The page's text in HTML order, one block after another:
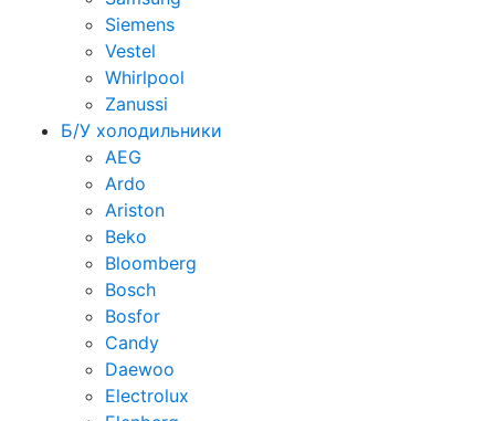
Siemens
Vestel
Whirlpool
Zanussi
Б/У холодильники
AEG
Ardo
Ariston
Beko
Bloomberg
Bosch
Bosfor
Candy
Daewoo
Electrolux